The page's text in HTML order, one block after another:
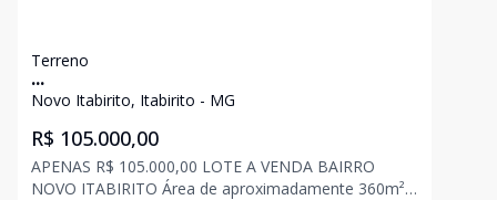
Terreno
...
Novo Itabirito, Itabirito - MG
R$ 105.000,00
APENAS R$ 105.000,00 LOTE A VENDA BAIRRO
NOVO ITABIRITO Área de aproximadamente 360m² -